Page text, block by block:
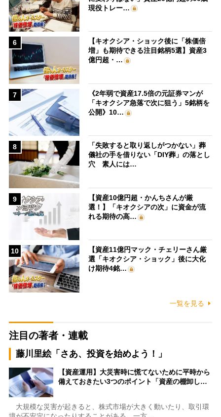
現役トレー…
6
【キオクシア・ショック後に「株価倍
増」も期待できる注目銘柄5選】資産3
億円超・…
7
《2年弱で資産17.5倍の元証券マンが
「キオクシア急落で次に狙う」5銘柄を
公開》10…
8
「失敗すると取り返しがつかない」葬
儀社の手を借りない「DIY葬」の落とし
穴 素人には…
9
【資産10億円超・かんちさんが厳
選！】「キオクシアの次」に資金が流
れる期待の高…
10
【資産11億円マック・チェリーさん厳
選「キオクシア・ショック」後に大化
け期待4銘…
一覧を見る
注目の著者・連載
藤川里絵「さあ、投資を始めよう！」
【資産運用】大災害時に慌てないために平時から
備えておきたい3つのポイント「資産の棚卸し…
大規模な災害が起きると、株式市場が大きく動いたり、取引環